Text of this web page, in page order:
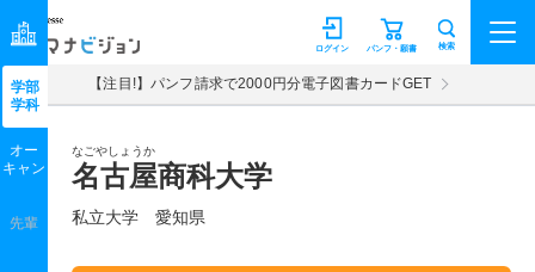
マナビジョン パンフ・願書
ログイン 検索
【注目!】パンフ請求で2000円分電子図書カードGET
なごやしょうか
名古屋商科大学
私立大学 愛知県
学部
学科
オー
キャン
先輩